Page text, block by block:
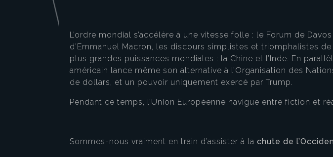
L’ordre mondial s’accélère à une vitesse folle : le Forum de
d’Emmanuel Macron, les discours simplistes et triomphalistes
plus grandes puissances mondiales : la Chine et l’Inde. En
américain lance même son alternative à l’Organisation des
de dollars, et un pouvoir uniquement exercé par Trump.
Pendant ce temps, l’Union Européenne navigue entre fiction et
Sommes-nous vraiment en train d’assister à la chute de